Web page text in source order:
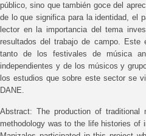
público, sino que también goce del
de lo que significa para la identidad, el
lector en la importancia del tema
resultados del trabajo de campo.
tanto de los festivales de música
independientes y de los músicos y
los estudios que sobre este sector se
DANE.
Abstract: The production of
methodology was to the life histories of